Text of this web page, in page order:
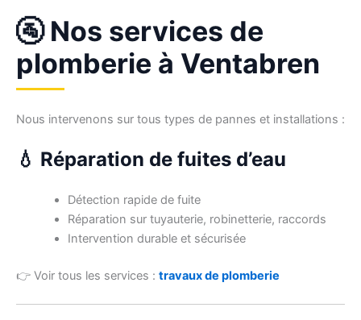
🚰 Nos services de
plomberie à Ventabren
Nous intervenons sur tous types de pannes et installations :
💧 Réparation de fuites d’eau
Détection rapide de fuite
Réparation sur tuyauterie, robinetterie, raccords
Intervention durable et sécurisée
👉 Voir tous les services : travaux de plomberie